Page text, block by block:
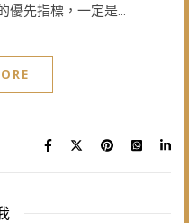
優先指標，一定是...